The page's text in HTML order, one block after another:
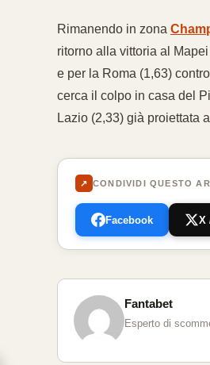
Rimanendo in zona
ritorno alla vittoria al
e per la Roma (1,63)
cerca il colpo in casa del
Lazio (2,33) già proiettata
↗ CONDIVIDI QUESTO
Facebook X
Fantabet
Esperto di